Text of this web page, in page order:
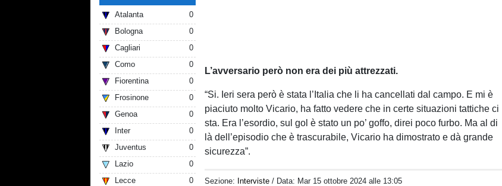
Atalanta
0
Bologna
0
Cagliari
0
Como
0
Fiorentina
0
Frosinone
0
Genoa
0
Inter
0
Juventus
0
Lazio
0
Lecce
0
L’avversario però non era dei più attrezzati.
“Si. Ieri sera però è stata l’Italia che li ha cancellati dal campo. E mi è
piaciuto molto Vicario, ha fatto vedere che in certe situazioni tattiche ci
sta. Era l’esordio, sul gol è stato un po’ goffo, direi poco furbo. Ma al di
là dell’episodio che è trascurabile, Vicario ha dimostrato e dà grande
sicurezza”.
Sezione: Interviste / Data: Mar 15 ottobre 2024 alle 13:05